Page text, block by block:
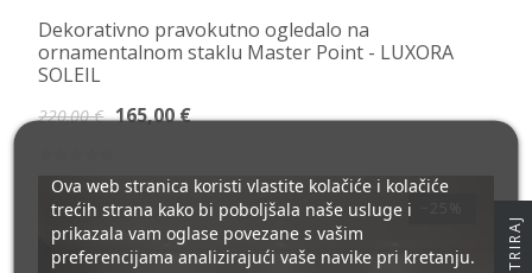
Dekorativno pravokutno ogledalo na
ornamentalnom staklu Master Point - LUXORA
SOLEIL
220,00 € 165,00 €
Ova web stranica koristi vlastite kolačiće i kolačiće
trećih strana kako bi poboljšala naše usluge i
prikazala vam oglase povezane s vašim
preferencijama analizirajući vaše navike pri kretanju.
J